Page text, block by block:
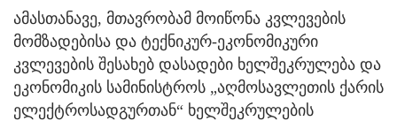
ამასთანავე, მთავრობამ მოიწონა კვლევების
მომზადებისა და ტექნიკურ-ეკონომიკური
კვლევების შესახებ დასადები ხელშეკრულება და
ეკონომიკის სამინისტროს „აღმოსავლეთის ქარის
ელექტროსადგურთან“ ხელშეკრულების